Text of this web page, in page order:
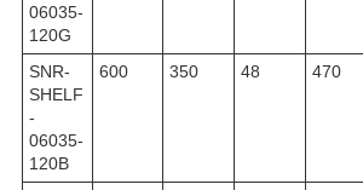
06035-
120G
SNR-
SHELF
-
06035-
120B
600 350 48 470